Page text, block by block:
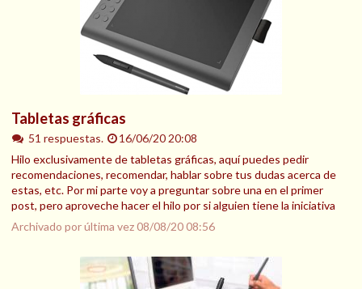
Tabletas gráficas
51 respuestas.
16/06/20 20:08
Hilo exclusivamente de tabletas gráficas, aquí puedes pedir
recomendaciones, recomendar, hablar sobre tus dudas acerca de
estas, etc. Por mi parte voy a preguntar sobre una en el primer
post, pero aproveche hacer el hilo por si alguien tiene la iniciativa
Archivado por última vez08/08/20 08:56